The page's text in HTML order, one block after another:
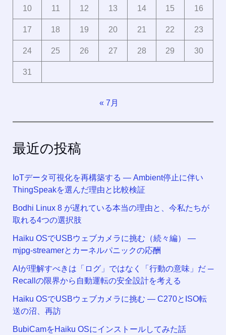
10 11 12 13 14 15 16
17 18 19 20 21 22 23
24 25 26 27 28 29 30
31
« 7月
最近の投稿
IoTデータ可視化を再構築する ― Ambient停止に伴い
ThingSpeakを選んだ理由と比較検証
Bodhi Linux 8 が遅れている本当の理由と、今私たちが
取れる4つの選択肢
Haiku OSでUSBウェブカメラに挑む（続々編） —
mjpg-streamerとカーネルパニックの応酬
AIが理解すべきは「ログ」ではなく「行動の意味」だ ─
Recallの限界から自動運転の安全設計を考える
Haiku OSでUSBウェブカメラに挑む — C270とISO転
送の沼、再訪
BubiCamをHaiku OSにインストールしてみた話